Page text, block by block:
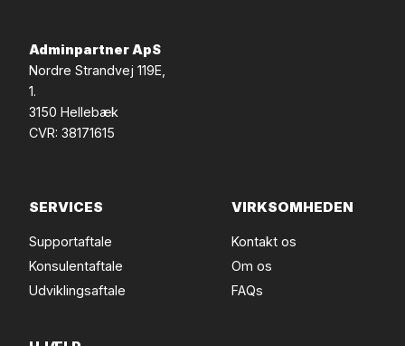
Adminpartner ApS
Nordre Strandvej 119E,
1.
3150 Hellebæk
CVR: 38171615
SERVICES
Supportaftale
Konsulentaftale
Udviklingsaftale
VIRKSOMHEDEN
Kontakt os
Om os
FAQs